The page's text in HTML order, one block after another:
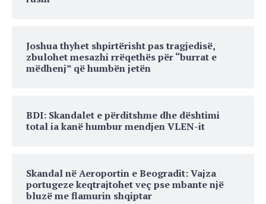
Joshua thyhet shpirtërisht pas tragjedisë,
zbulohet mesazhi rrëqethës për “burrat e
mëdhenj” që humbën jetën
BDI: Skandalet e përditshme dhe dështimi
total ia kanë humbur mendjen VLEN-it
Skandal në Aeroportin e Beogradit: Vajza
portugeze keqtrajtohet veç pse mbante një
bluzë me flamurin shqiptar